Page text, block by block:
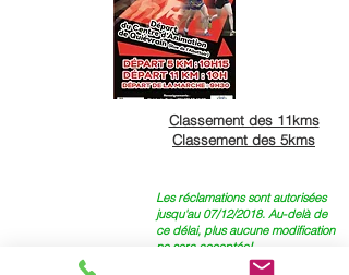
Classement des 11kms
Classement des 5kms
Les réclamations sont autorisées
jusqu'au 07/12/2018. Au-delà de
ce délai, plus aucune modification
ne sera acceptée!